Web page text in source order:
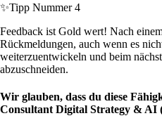
✨Tipp Nummer 4
Feedback ist Gold wert! Nach
Rückmeldungen, auch wenn es
weiterzuentwickeln und beim
abzuschneiden.
Wir glauben, dass du diese
Consultant Digital Strategy & AI